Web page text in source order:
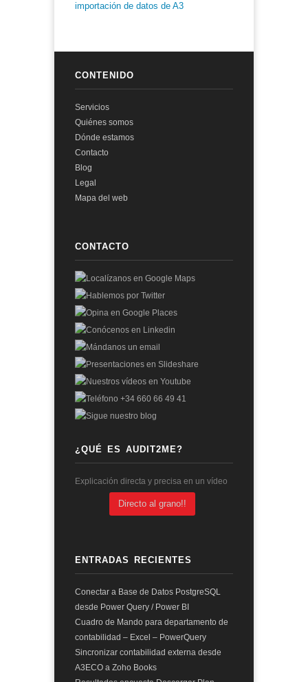
importación de datos de A3
CONTENIDO
Servicios
Quiénes somos
Dónde estamos
Contacto
Blog
Legal
Mapa del web
CONTACTO
¿QUÉ ES AUDIT2ME?
Explicación directa y precisa en un vídeo
Directo al grano!!
ENTRADAS RECIENTES
Conectar a Base de Datos PostgreSQL
desde Power Query / Power BI
Cuadro de Mando para departamento de
contabilidad – Excel – PowerQuery
Sincronizar contabilidad externa desde
A3ECO a Zoho Books